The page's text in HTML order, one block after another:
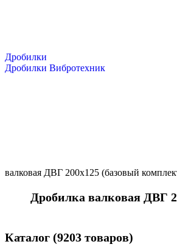
Дробилки
Дробилки Вибротехник
валковая ДВГ 200х125 (базовый
Дробилка валковая ДВГ
Каталог (9203 товаров)